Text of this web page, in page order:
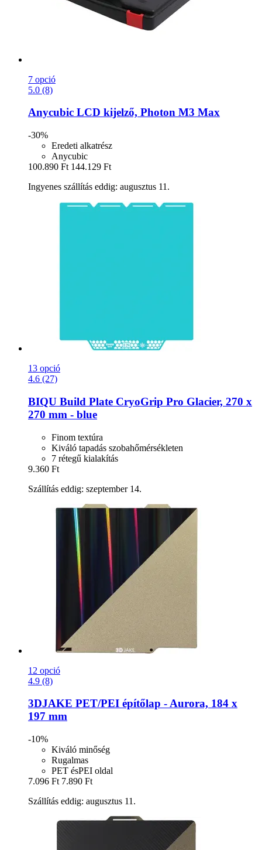
7 opció
5.0 (8)
Anycubic LCD kijelző, Photon M3 Max
-30%
Eredeti alkatrész
Anycubic
100.890 Ft 144.129 Ft
Ingyenes szállítás eddig: augusztus 11.
13 opció
4.6 (27)
BIQU Build Plate CryoGrip Pro Glacier, 270 x
270 mm -​ blue
Finom textúra
Kiváló tapadás szobahőmérsékleten
7 rétegű kialakítás
9.360 Ft
Szállítás eddig: szeptember 14.
12 opció
4.9 (8)
3DJAKE PET/PEI építőlap -​ Aurora, 184 x
197 mm
-10%
Kiváló minőség
Rugalmas
PET ésPEI oldal
7.096 Ft 7.890 Ft
Szállítás eddig: augusztus 11.